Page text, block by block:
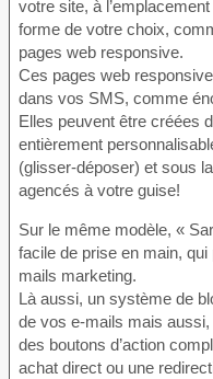
votre site, à
forme de votre choix,
pages web responsive.
Ces pages web
dans vos SMS, comme
Elles peuvent être créées
entièrement
(glisser-déposer) et sous
agencés à votre guise!
Sur le même modèle, «
facile de prise en main,
mails marketing.
Là aussi, un système de
de vos e-mails mais
des boutons d’action
achat direct ou une